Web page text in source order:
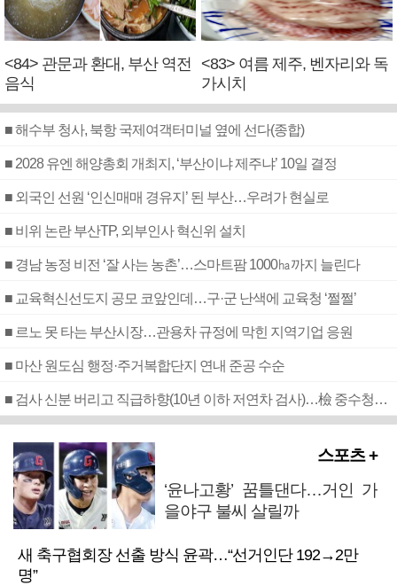
<84> 관문과 환대, 부산 역전
음식
<83> 여름 제주, 벤자리와 독
가시치
■ 해수부 청사, 북항 국제여객터미널 옆에 선다(종합)
■ 2028 유엔 해양총회 개최지, ‘부산이냐 제주냐’ 10일 결정
■ 외국인 선원 ‘인신매매 경유지’ 된 부산…우려가 현실로
■ 비위 논란 부산TP, 외부인사 혁신위 설치
■ 경남 농정 비전 ‘잘 사는 농촌’…스마트팜 1000㏊까지 늘린다
■ 교육혁신선도지 공모 코앞인데…구·군 난색에 교육청 ‘쩔쩔’
■ 르노 못 타는 부산시장…관용차 규정에 막힌 지역기업 응원
■ 마산 원도심 행정·주거복합단지 연내 준공 수순
■ 검사 신분 버리고 직급하향(10년 이하 저연차 검사)…檢 중수청행 기피
스포츠 +
‘윤나고황’ 꿈틀댄다…거인 가
을야구 불씨 살릴까
새 축구협회장 선출 방식 윤곽…“선거인단 192→2만
명”